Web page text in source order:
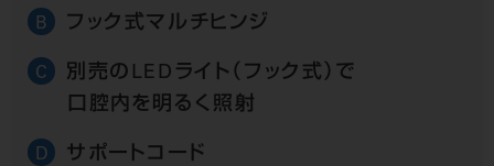
B フック式マルチヒンジ
C
別売のLEDライト（フック式）で
口腔内を明るく照射
D サポートコード